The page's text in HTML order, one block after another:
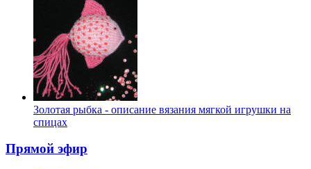
Золотая рыбка - описание вязания мягкой игрушки на
спицах
Прямой эфир